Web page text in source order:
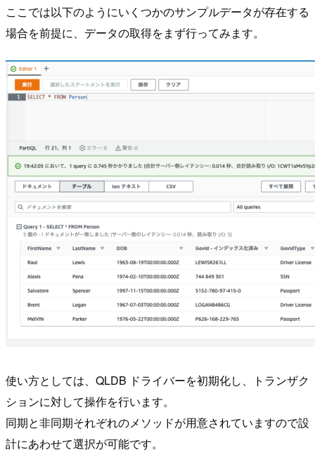
ここでは以下のようにいくつかのサンプルデータが存在する
場合を前提に、データの取得をまず行ってみます。
使い方としては、QLDB ドライバーを初期化し、トランザク
ションに対して操作を行います。
同期と非同期それぞれのメソッドが用意されていますので設
計にあわせて選択が可能です。